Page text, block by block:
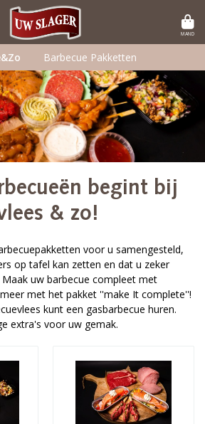
MAND
Barbecue Pakketten
begint bij
& zo!
voor u samengesteld,
op tafel kan zetten en dat u zeker
uw barbecue compleet met
met het pakket ''make It complete''!
kunt een gasbarbecue huren.
extra's voor uw gemak.